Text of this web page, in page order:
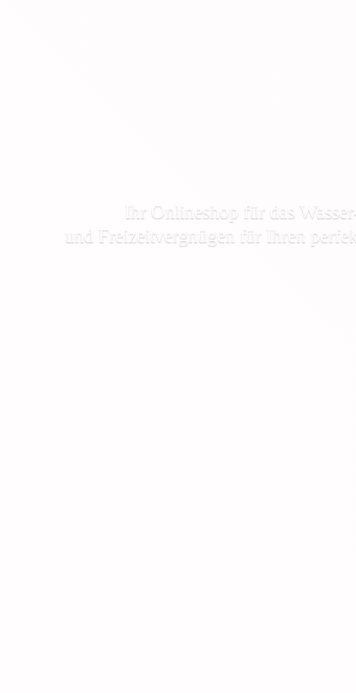
Ihr Onlineshop für das
und Freizeitvergnügen für Ihren